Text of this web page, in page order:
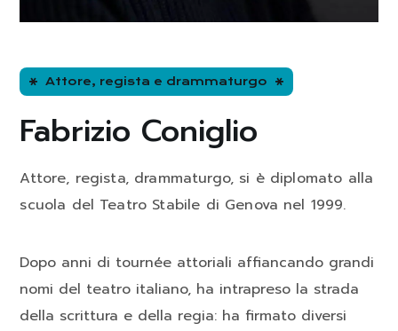
Attore, regista e drammaturgo
Fabrizio Coniglio
Attore, regista, drammaturgo, si è diplomato alla
scuola del Teatro Stabile di Genova nel 1999.
Dopo anni di tournée attoriali affiancando grandi
nomi del teatro italiano, ha intrapreso la strada
della scrittura e della regia: ha firmato diversi